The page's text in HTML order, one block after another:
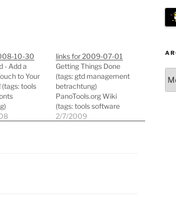
10-30
- Add a
to Your
tools
links for 2009-07-01
Getting Things Done
(tags: gtd management
betrachtung)
PanoTools.org Wiki
(tags: tools software
bildbearbeitung linux)
2/7/2009